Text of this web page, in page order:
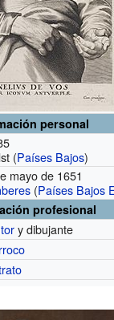
personal
(Países Bajos)
mayo de 1651
(Países Bajos
profesional
y dibujante